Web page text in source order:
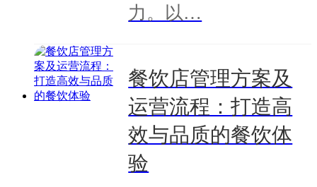
力。以…
餐饮店管理方案及
运营流程：打造高
效与品质的餐饮体
验